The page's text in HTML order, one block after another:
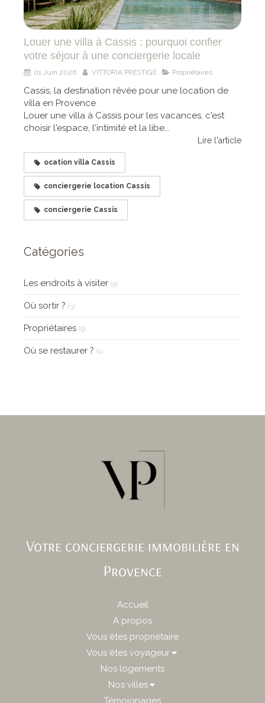
Louer une villa à Cassis : pourquoi confier
votre séjour à une conciergerie locale
01 Juin 2026 VITTORIA PRESTIGE Propriétaires
Cassis, la destination rêvée pour une location de
villa en Provence
Louer une villa à Cassis pour les vacances, c'est
choisir l'espace, l'intimité et la libe...
Lire l'article
ocation villa Cassis
conciergerie location Cassis
conciergerie Cassis
Catégories
Les endroits à visiter (5)
Où sortir ? (3)
Propriétaires (9)
Où se restaurer ? (1)
Votre conciergerie immobilière en
Provence
Accueil
À propos
Vous êtes propriétaire
Vous êtes voyageur
Nos logements
Nos villes
Témoignages